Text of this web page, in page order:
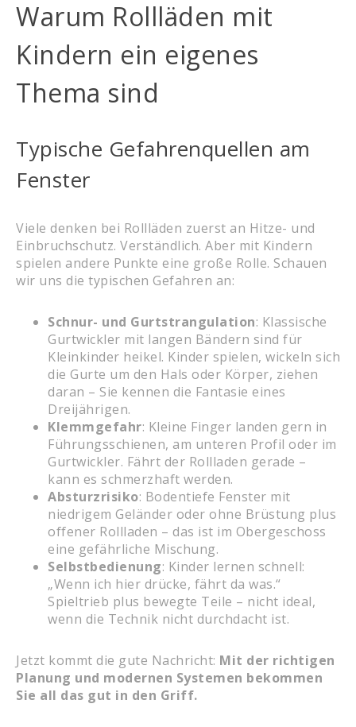
Warum Rollläden mit
Kindern ein eigenes
Thema sind
Typische Gefahrenquellen am
Fenster
Viele denken bei Rollläden zuerst an Hitze- und
Einbruchschutz. Verständlich. Aber mit Kindern
spielen andere Punkte eine große Rolle. Schauen
wir uns die typischen Gefahren an:
Schnur- und Gurtstrangulation: Klassische
Gurtwickler mit langen Bändern sind für
Kleinkinder heikel. Kinder spielen, wickeln sich
die Gurte um den Hals oder Körper, ziehen
daran – Sie kennen die Fantasie eines
Dreijährigen.
Klemmgefahr: Kleine Finger landen gern in
Führungsschienen, am unteren Profil oder im
Gurtwickler. Fährt der Rollladen gerade –
kann es schmerzhaft werden.
Absturzrisiko: Bodentiefe Fenster mit
niedrigem Geländer oder ohne Brüstung plus
offener Rollladen – das ist im Obergeschoss
eine gefährliche Mischung.
Selbstbedienung: Kinder lernen schnell:
„Wenn ich hier drücke, fährt da was.“
Spieltrieb plus bewegte Teile – nicht ideal,
wenn die Technik nicht durchdacht ist.
Jetzt kommt die gute Nachricht: Mit der richtigen
Planung und modernen Systemen bekommen
Sie all das gut in den Griff.